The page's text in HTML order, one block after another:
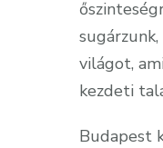
világot,
kezdeti
Budapest